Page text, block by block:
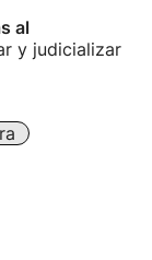
al
y judicializar